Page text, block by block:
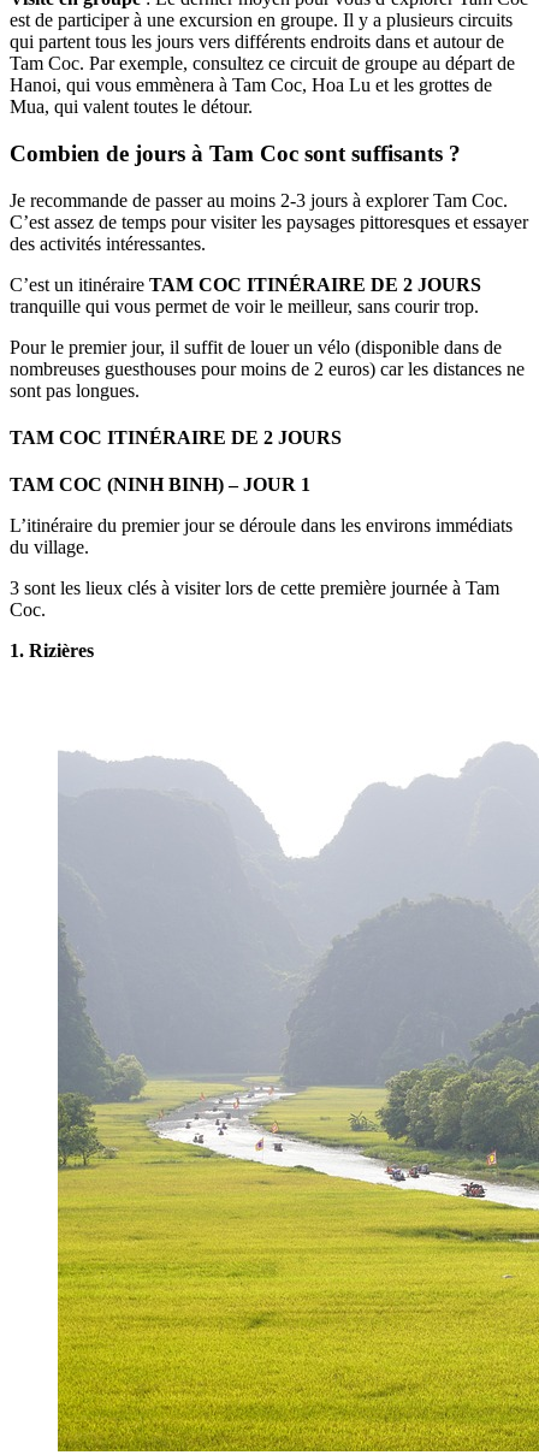
est de participer à une excursion en groupe. Il y a plusieurs circuits
qui partent tous les jours vers différents endroits dans et autour de
Tam Coc. Par exemple, consultez ce circuit de groupe au départ de
Hanoi, qui vous emmènera à Tam Coc, Hoa Lu et les grottes de
Mua, qui valent toutes le détour.
Combien de jours à Tam Coc sont suffisants ?
Je recommande de passer au moins 2-3 jours à explorer Tam Coc.
C’est assez de temps pour visiter les paysages pittoresques et essayer
des activités intéressantes.
C’est un itinéraire TAM COC ITINÉRAIRE DE 2 JOURS
tranquille qui vous permet de voir le meilleur, sans courir trop.
Pour le premier jour, il suffit de louer un vélo (disponible dans de
nombreuses guesthouses pour moins de 2 euros) car les distances ne
sont pas longues.
TAM COC ITINÉRAIRE DE 2 JOURS
TAM COC (NINH BINH) – JOUR 1
L’itinéraire du premier jour se déroule dans les environs immédiats
du village.
3 sont les lieux clés à visiter lors de cette première journée à Tam
Coc.
1. Rizières